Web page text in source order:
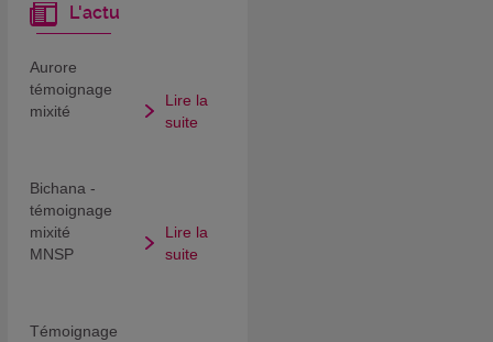
L'actu
Aurore
témoignage
mixité
Lire la
suite
Bichana -
témoignage
mixité
MNSP
Lire la
suite
Témoignage